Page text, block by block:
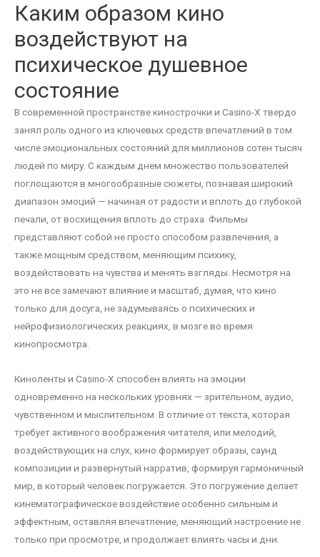
Каким образом кино
воздействуют на
психическое душевное
состояние
В современной пространстве кинострочки и Casino-X твердо
занял роль одного из ключевых средств впечатлений в том
числе эмоциональных состояний для миллионов сотен тысяч
людей по миру. С каждым днем множество пользователей
поглощаются в многообразные сюжеты, познавая широкий
диапазон эмоций — начиная от радости и вплоть до глубокой
печали, от восхищения вплоть до страха. Фильмы
представляют собой не просто способом развлечения, а
также мощным средством, меняющим психику,
воздействовать на чувства и менять взгляды. Несмотря на
это не все замечают влияние и масштаб, думая, что кино
только для досуга, не задумываясь о психических и
нейрофизиологических реакциях, в мозге во время
кинопросмотра.
Киноленты и Casino-X способен влиять на эмоции
одновременно на нескольких уровнях — зрительном, аудио,
чувственном и мыслительном. В отличие от текста, которая
требует активного воображения читателя, или мелодий,
воздействующих на слух, кино формирует образы, саунд
композиции и развернутый нарратив, формируя гармоничный
мир, в который человек погружается. Это погружение делает
кинематографическое воздействие особенно сильным и
эффектным, оставляя впечатление, меняющий настроение не
только при просмотре, и продолжает влиять часы и дни.